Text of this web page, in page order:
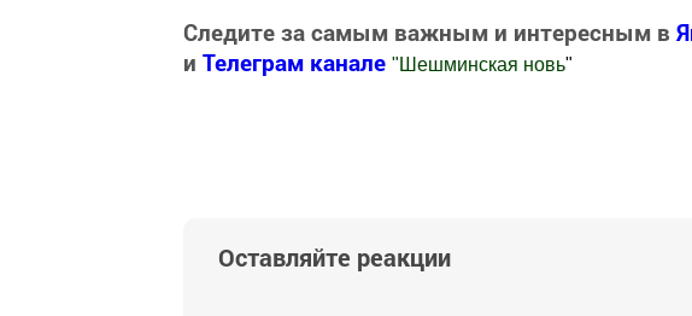
Следите за самым важным и интересным в
и Телеграм канале " Шешминская новь"
Оставляйте реакции